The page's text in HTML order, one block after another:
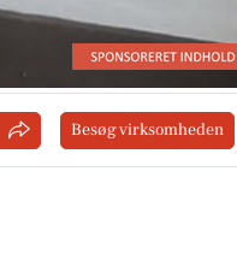
Besøg virksomheden